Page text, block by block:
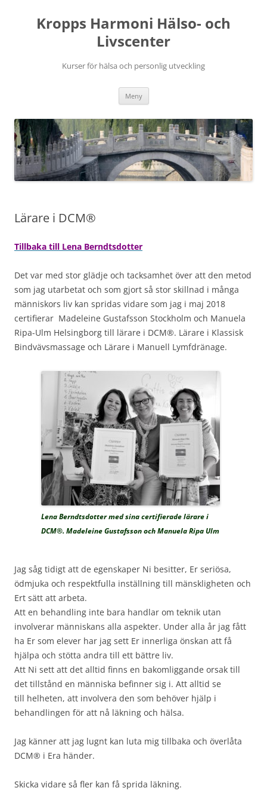
innehållKropps Harmoni Hälso- och
Livscenter
Kurser för hälsa och personlig utveckling
Meny
Lärare i DCM®
Tillbaka till Lena Berndtsdotter
Det var med stor glädje och tacksamhet över att den metod
som jag utarbetat och som gjort så stor skillnad i många
människors liv kan spridas vidare som jag i maj 2018
certifierar Madeleine Gustafsson Stockholm och Manuela
Ripa-Ulm Helsingborg till lärare i DCM®. Lärare i Klassisk
Bindvävsmassage och Lärare i Manuell Lymfdränage.
Lena Berndtsdotter med sina certifierade lärare i
DCM®. Madeleine Gustafsson och Manuela Ripa Ulm
Jag såg tidigt att de egenskaper Ni besitter, Er seriösa,
ödmjuka och respektfulla inställning till mänskligheten och
Ert sätt att arbeta.
Att en behandling inte bara handlar om teknik utan
involverar människans alla aspekter. Under alla år jag fått
ha Er som elever har jag sett Er innerliga önskan att få
hjälpa och stötta andra till ett bättre liv.
Att Ni sett att det alltid finns en bakomliggande orsak till
det tillstånd en människa befinner sig i. Att alltid se
till helheten, att involvera den som behöver hjälp i
behandlingen för att nå läkning och hälsa.
Jag känner att jag lugnt kan luta mig tillbaka och överlåta
DCM® i Era händer.
Skicka vidare så fler kan få sprida läkning.